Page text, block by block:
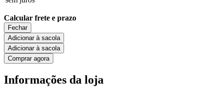
Calcular frete e prazo
Fechar
Adicionar à sacola
Adicionar à sacola
Comprar agora
Informações da loja